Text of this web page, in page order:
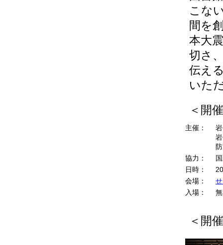
こな
間を
本大
切さ
伝え
いた
＜開
主催：
協力：
日時：
会場：
入場：
＜開